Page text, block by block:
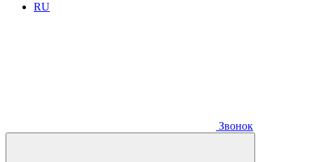
RU
Звонок